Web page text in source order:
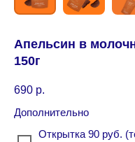
Апельсин в
150г
690 р.
Дополнительно
Открытка 90 руб.